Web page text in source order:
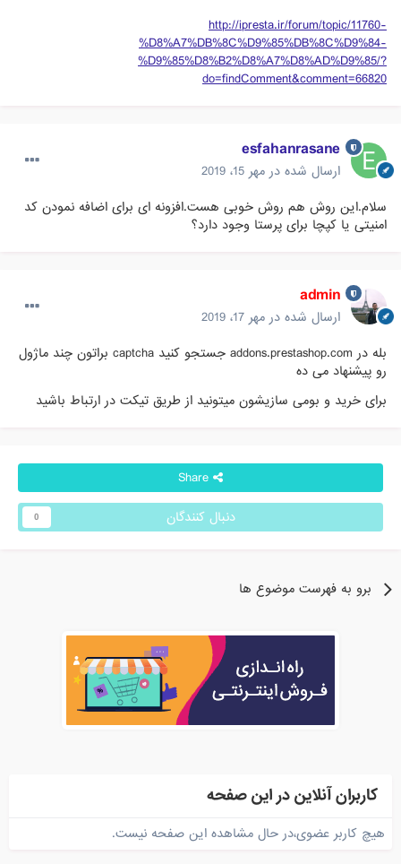
http://ipresta.ir/forum/topic/11760-
%D8%A7%DB%8C%D9%85%DB%8C%D9%84-
%D9%85%D8%B2%D8%A7%D8%AD%D9%85/?
do=findComment&comment=66820
esfahanrasane
ارسال شده در مهر 15، 2019
سلام.این روش هم روش خوبی هست.افزونه ای برای اضافه نمودن کد
امنیتی یا کپچا برای پرستا وجود دارد؟
admin
ارسال شده در مهر 17، 2019
بله در addons.prestashop.com جستجو کنید captcha براتون چند ماژول
رو پیشنهاد می ده
برای خرید و بومی سازیشون میتونید از طریق تیکت در ارتباط باشید
Share
دنبال کنندگان
برو به فهرست موضوع ها
کاربران آنلاین در این صفحه
هیچ کاربر عضوی،در حال مشاهده این صفحه نیست.